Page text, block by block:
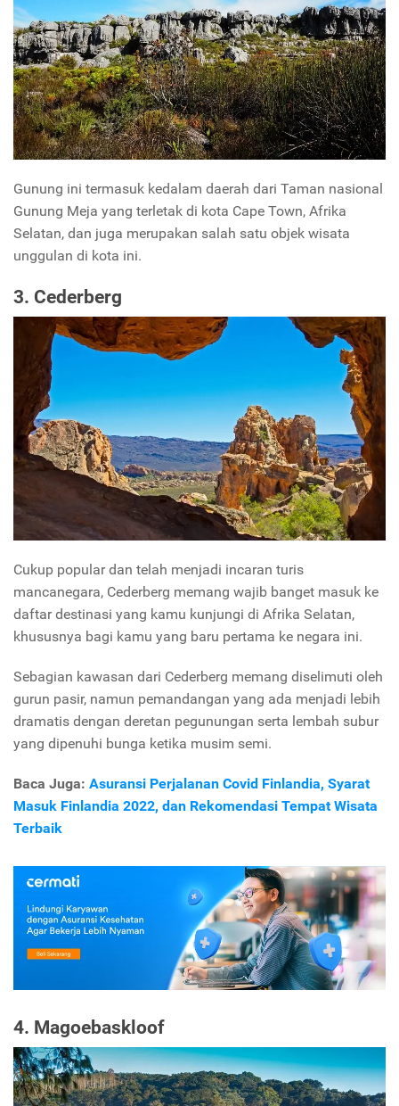
Gunung ini termasuk kedalam daerah dari Taman nasional
Gunung Meja yang terletak di kota Cape Town, Afrika
Selatan, dan juga merupakan salah satu objek wisata
unggulan di kota ini.
3. Cederberg
Cukup popular dan telah menjadi incaran turis
mancanegara, Cederberg memang wajib banget masuk ke
daftar destinasi yang kamu kunjungi di Afrika Selatan,
khususnya bagi kamu yang baru pertama ke negara ini.
Sebagian kawasan dari Cederberg memang diselimuti oleh
gurun pasir, namun pemandangan yang ada menjadi lebih
dramatis dengan deretan pegunungan serta lembah subur
yang dipenuhi bunga ketika musim semi.
Baca Juga: Asuransi Perjalanan Covid Finlandia, Syarat
Masuk Finlandia 2022, dan Rekomendasi Tempat Wisata
Terbaik
4. Magoebaskloof